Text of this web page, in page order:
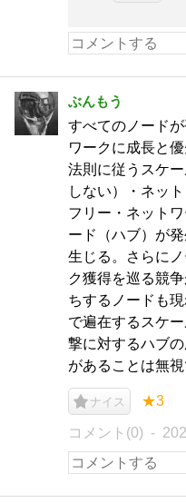
ぶんもう
すべてのノード
ワークに成長と
法則に従うスケ
しない）・ネッ
フリー・ネット
ード（ハブ）が
生じる。さらに
ク獲得を巡る競
ちするノードも
で遍在するスケ
撃に対するハブ
があることは無視
ナイス ★3
コメント(0)